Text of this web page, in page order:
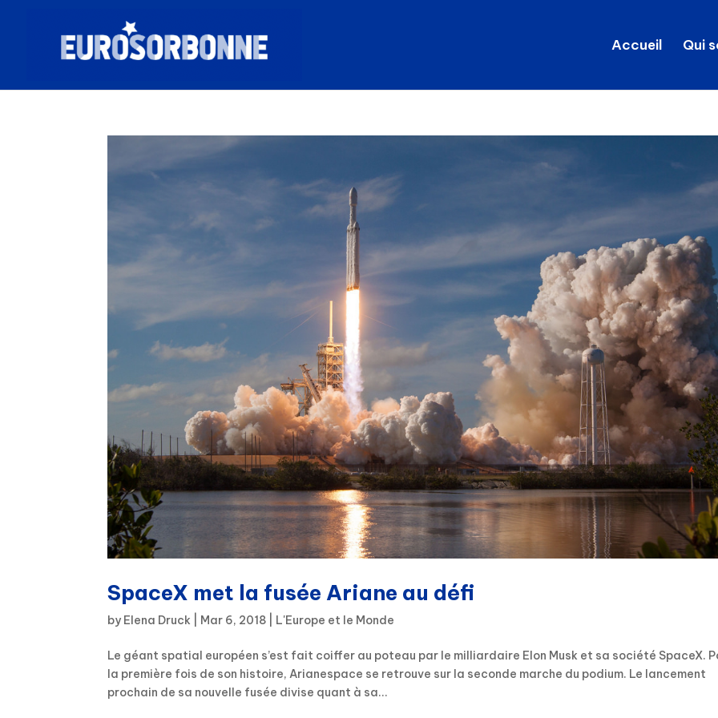
Accueil Qui
SpaceX met la fusée Ariane au défi
by Elena Druck Mar 6, 2018 L'Europe et le Monde
Le géant spatial européen s’est fait coiffer au poteau par le milliardaire Elon Musk et sa société SpaceX.
la première fois de son histoire, Arianespace se retrouve sur la seconde marche du podium. Le lancement
prochain de sa nouvelle fusée divise quant à sa...